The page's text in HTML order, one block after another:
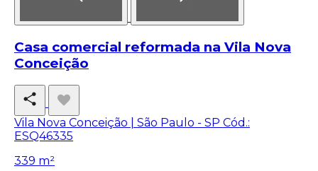
Casa comercial reformada na Vila Nova
Conceição
Vila Nova Conceição | São Paulo - SP Cód.:
ESQ46335
339 m²